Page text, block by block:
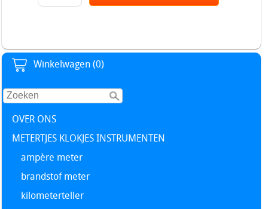
Winkelwagen (0)
OVER ONS
METERTJES KLOKJES INSTRUMENTEN
ampère meter
brandstof meter
kilometerteller